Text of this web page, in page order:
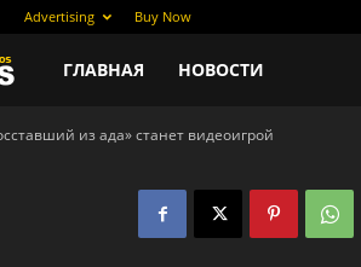
Advertising Buy Now
Новости
кино
ГЛАВНАЯ НОВОСТИ
из ада» станет видеоигрой